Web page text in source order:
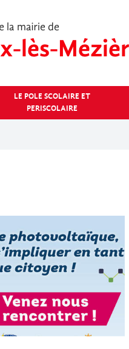
LE POLE SCOLAIRE ET
PERISCOLAIRE